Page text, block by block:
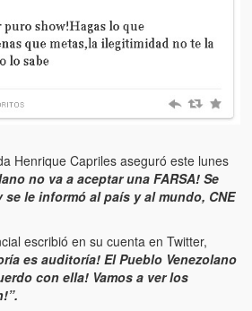
this Blog)
Los Teques (The Jerk and the Reds in
amante de los niños” (The mockery of
lover”)
(Luis and El Mono… armed)
Henrique Capriles aseguró este lunes
no va a aceptar una FARSA! Se
le informó al país y al mundo, CNE
escribió en su cuenta en Twitter,
es auditoría! El Pueblo Venezolano
con ella! Vamos a ver los